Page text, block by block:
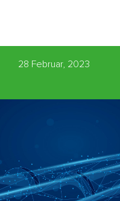
28 Februar, 2023